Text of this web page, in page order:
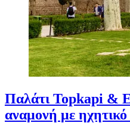
Παλάτι Topkapi &
αναμονή με